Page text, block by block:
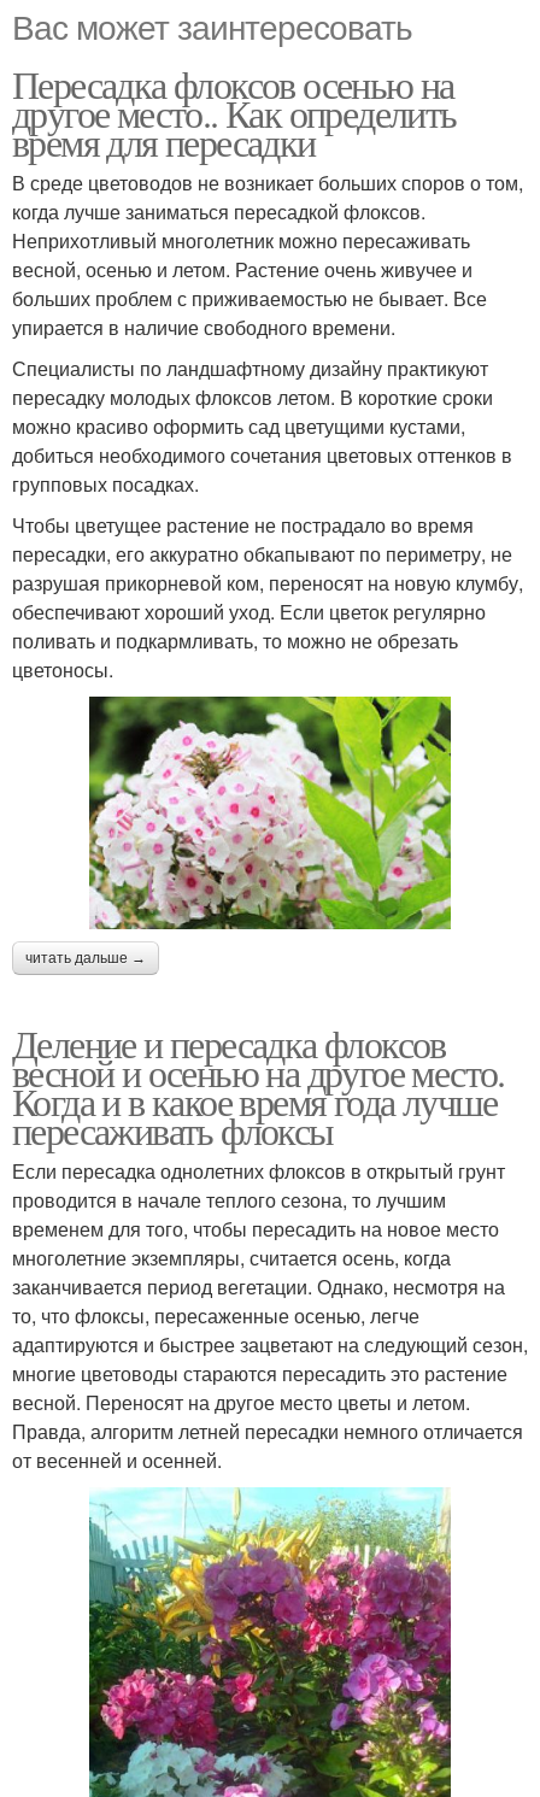
Вас может заинтересовать
Пересадка флоксов осенью на
другое место.. Как определить
время для пересадки
В среде цветоводов не возникает больших споров о том,
когда лучше заниматься пересадкой флоксов.
Неприхотливый многолетник можно пересаживать
весной, осенью и летом. Растение очень живучее и
больших проблем с приживаемостью не бывает. Все
упирается в наличие свободного времени.
Специалисты по ландшафтному дизайну практикуют
пересадку молодых флоксов летом. В короткие сроки
можно красиво оформить сад цветущими кустами,
добиться необходимого сочетания цветовых оттенков в
групповых посадках.
Чтобы цветущее растение не пострадало во время
пересадки, его аккуратно обкапывают по периметру, не
разрушая прикорневой ком, переносят на новую клумбу,
обеспечивают хороший уход. Если цветок регулярно
поливать и подкармливать, то можно не обрезать
цветоносы.
читать дальше →
Деление и пересадка флоксов
весной и осенью на другое место.
Когда и в какое время года лучше
пересаживать флоксы
Если пересадка однолетних флоксов в открытый грунт
проводится в начале теплого сезона, то лучшим
временем для того, чтобы пересадить на новое место
многолетние экземпляры, считается осень, когда
заканчивается период вегетации. Однако, несмотря на
то, что флоксы, пересаженные осенью, легче
адаптируются и быстрее зацветают на следующий сезон,
многие цветоводы стараются пересадить это растение
весной. Переносят на другое место цветы и летом.
Правда, алгоритм летней пересадки немного отличается
от весенней и осенней.